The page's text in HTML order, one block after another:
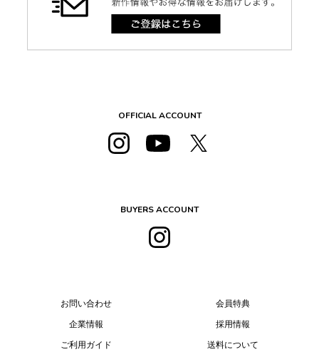
OFFICIAL ACCOUNT
BUYERS ACCOUNT
お問い合わせ
企業情報
ご利用ガイド
会員特典
採用情報
送料について